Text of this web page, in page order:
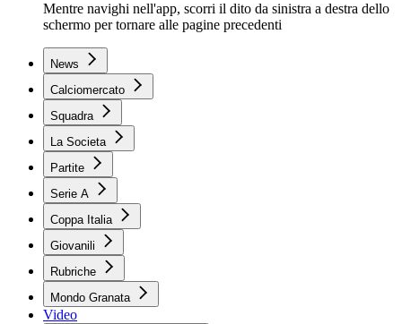
Mentre navighi nell'app, scorri il dito da sinistra a destra dello
schermo per tornare alle pagine precedenti
News
Calciomercato
Squadra
La Societa
Partite
Serie A
Coppa Italia
Giovanili
Rubriche
Mondo Granata
Video